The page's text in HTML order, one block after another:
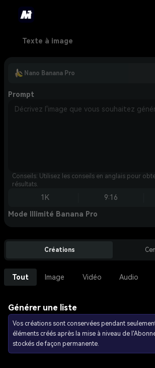
Texte à image
Nano Banana Pro
Prompt
Conseils: Utilisez les conseils en anglais pour
résultats.
1K 9:16
Mode Illimité Banana Pro
Créations
Tout Image Vidéo Audio
Générer une liste
Vos créations sont conservées pendant
éléments créés après la mise à niveau de
stockés de façon permanente.